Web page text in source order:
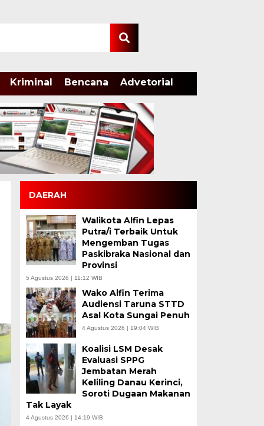
Kriminal Bencana Advetorial
DAERAH
Walikota Alfin Lepas
Putra/i Terbaik Untuk
Mengemban Tugas
Paskibraka Nasional dan
Provinsi
5 Agustus 2026 | 11:12 WIB
Wako Alfin Terima
Audiensi Taruna STTD
Asal Kota Sungai Penuh
4 Agustus 2026 | 19:04 WIB
Koalisi LSM Desak
Evaluasi SPPG
Jembatan Merah
Keliling Danau Kerinci,
Soroti Dugaan Makanan
Tak Layak
4 Agustus 2026 | 14:19 WIB